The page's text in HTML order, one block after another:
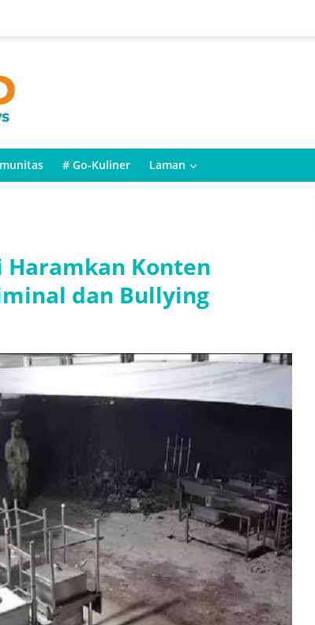
# Go-Kuliner Laman
Haramkan Konten
dan Bullying